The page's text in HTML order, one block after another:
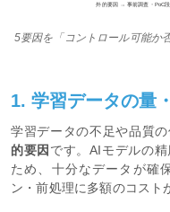
外的要因 → 事前調査・PoC
5要因を「コントロール可能か
1. 学習データの量
学習データの不足や品質
的要因です。AIモデルの
ため、十分なデータが確
ン・前処理に多額のコスト